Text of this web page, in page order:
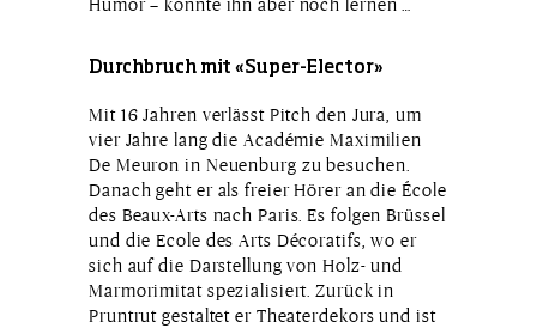
Durchbruch mit «Super-Elector»
Mit 16 Jahren verlässt Pitch den Jura, um
vier Jahre lang die Académie Maximilien
De Meuron in Neuenburg zu besuchen.
Danach geht er als freier Hörer an die École
des Beaux-Arts nach Paris. Es folgen Brüssel
und die Ecole des Arts Décoratifs, wo er
sich auf die Darstellung von Holz- und
Marmorimitat spezialisiert. Zurück in
Pruntrut gestaltet er Theaterdekors und ist